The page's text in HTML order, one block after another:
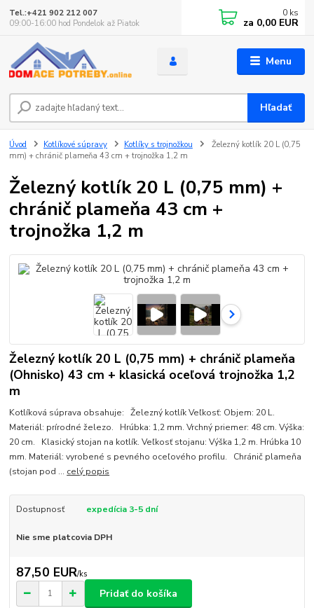
Menu
Hľadať
Tel.:+421 902 212 007
09:00-16:00 hod Pondelok až Piatok
0 ks
za 0,00 EUR
Úvod Kotlíkové súpravy Kotlíky s trojnožkou
Železný kotlík 20 L (0,75
mm) + chránič plameňa 43 cm + trojnožka 1,2 m
Železný kotlík 20 L (0,75 mm) +
chránič plameňa 43 cm +
trojnožka 1,2 m
Železný kotlík 20 L (0,75 mm) + chránič plameňa
(Ohnisko) 43 cm + klasická oceľová trojnožka 1,2
m
Kotlíková súprava obsahuje: Železný kotlík Veľkosť: Objem: 20 L.
Materiál: prírodné železo. Hrúbka: 1,2 mm. Vrchný priemer: 48 cm. Výška:
20 cm. Klasický stojan na kotlík. Veľkosť stojanu: Výška 1,2 m. Hrúbka 10
mm. Materiál: vyrobené s pevného oceľového profilu. Chránič plameňa
(stojan pod ... celý popis
Dostupnosť expedícia 3-5 dní
Nie sme platcovia DPH
87,50 EUR/ks
Pridať do košíka